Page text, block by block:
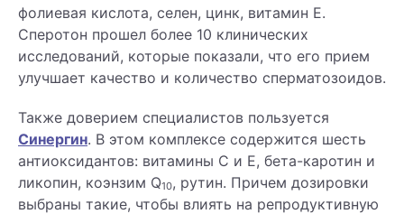
фолиевая кислота, селен, цинк, витамин E.
Сперотон прошел более 10 клинических
исследований, которые показали, что его прием
улучшает качество и количество сперматозоидов.
Также доверием специалистов пользуется
Синергин. В этом комплексе содержится шесть
антиоксидантов: витамины С и Е, бета-каротин и
ликопин, коэнзим Q10, рутин. Причем дозировки
выбраны такие, чтобы влиять на репродуктивную